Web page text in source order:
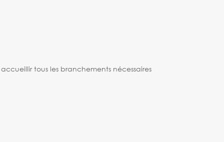
tous les branchements nécessaires